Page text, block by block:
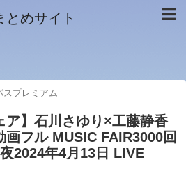
めサイト
スプレミアム
ア】石川さゆり×工藤静香
画フル MUSIC FAIR3000回
2024年4月13日 LIVE